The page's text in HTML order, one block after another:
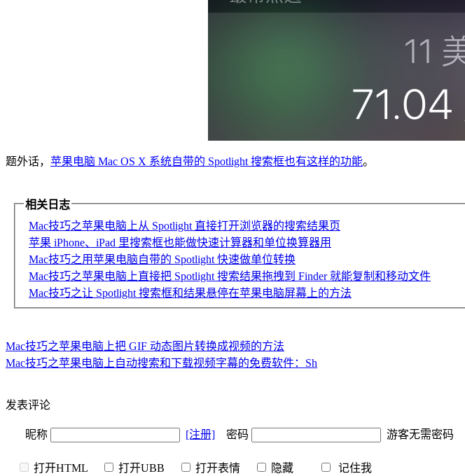
题外话， 苹果电脑 Mac OS X 系统自带的 Spotlight 搜索框也有这样的功能。
相关日志
Mac技巧之苹果电脑上从 Spotlight 直接打开浏览器的搜索结果页
苹果 iPhone、iPad 里搜索框也能做快速计算器和单位换算器用
Mac技巧之用苹果电脑自带的 Spotlight 快速做单位转换
Mac技巧之苹果电脑上直接把 Spotlight 搜索结果拖拽到 Finder 就能复制和移动文件
Mac技巧之让 Spotlight 搜索框和结果悬停在苹果电脑屏幕上的方法
Mac技巧之苹果电脑上把 GIF 动态图片转换成视频的方法
Mac技巧之苹果电脑上自动搜索和下载视频字幕的免费软件：Sh
发表评论
昵称 [注册] 密码 游客无需密码
打开HTML 打开UBB 打开表情 隐藏 记住我